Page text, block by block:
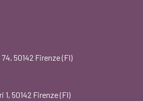
50142 Firenze (FI)
1, 50142 Firenze (FI)